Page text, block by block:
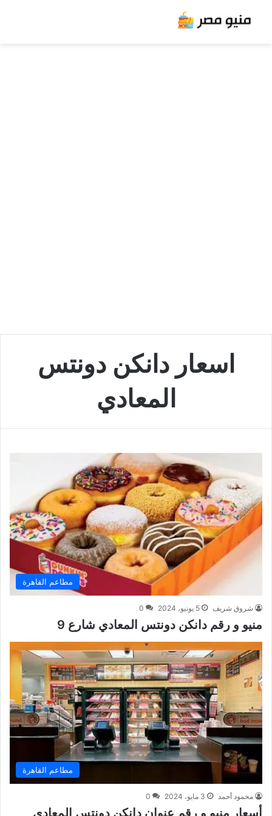
اسعار دانكن دونتس
المعادي
مطاعم القاهرة
شروق شريف 5 يونيو، 2024 0
منيو و رقم دانكن دونتس المعادي شارع 9
مطاعم القاهرة
محمود أحمد 3 مايو، 2024 0